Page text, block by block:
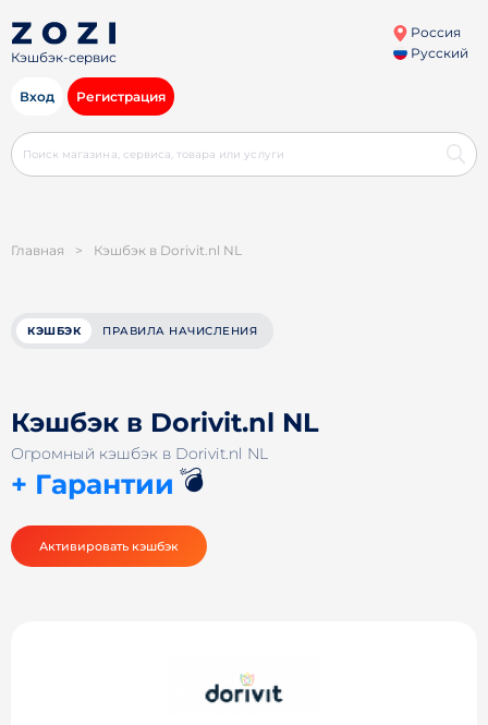
Кэшбэк-сервис
Россия
Русский
Вход Регистрация
Главная > Кэшбэк в Dorivit.nl NL
КЭШБЭК ПРАВИЛА НАЧИСЛЕНИЯ
Кэшбэк в Dorivit.nl NL
Огромный кэшбэк в Dorivit.nl NL
+ Гарантии 💣
Активировать кэшбэк